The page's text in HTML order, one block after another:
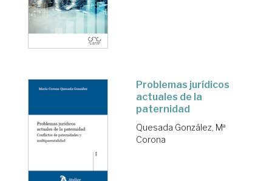
Problemas jurídicos
actuales de la
paternidad
Quesada González, Mª
Corona